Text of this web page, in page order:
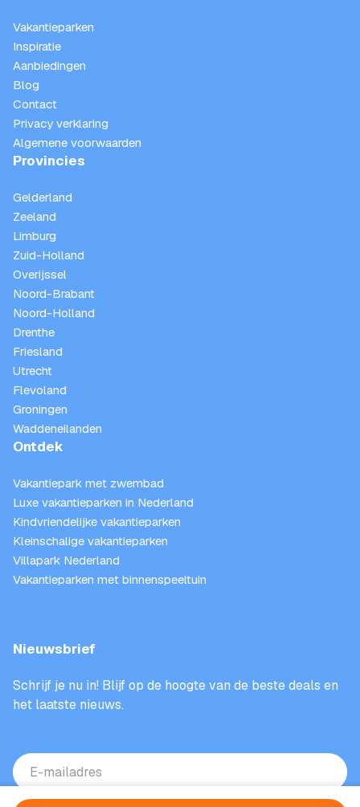
Vakantieparken
Inspiratie
Aanbiedingen
Blog
Contact
Privacy verklaring
Algemene voorwaarden
Provincies
Gelderland
Zeeland
Limburg
Zuid-Holland
Overijssel
Noord-Brabant
Noord-Holland
Drenthe
Friesland
Utrecht
Flevoland
Groningen
Waddeneilanden
Ontdek
Vakantiepark met zwembad
Luxe vakantieparken in Nederland
Kindvriendelijke vakantieparken
Kleinschalige vakantieparken
Villapark Nederland
Vakantieparken met binnenspeeltuin
Nieuwsbrief
Schrijf je nu in! Blijf op de hoogte van de beste deals en
het laatste nieuws.
E-
mailadres
(Vereist)